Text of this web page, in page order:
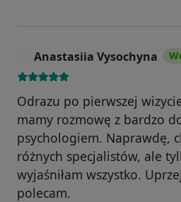
Anastasiia Vysochyna
Odrazu po pierwszej
mamy rozmowę z bardzo
psychologiem. Naprawdę,
różnych specjalistów, ale
wyjaśniłam wszystko.
polecam.